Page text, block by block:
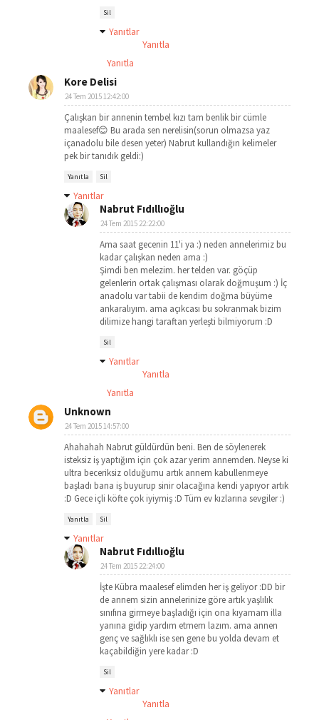
Sil
Yanıtlar
Yanıtla
Yanıtla
Kore Delisi
24 Tem 2015 12:42:00
Çalışkan bir annenin tembel kızı tam benlik bir cümle
maalesef😊 Bu arada sen nerelisin(sorun olmazsa yaz
içanadolu bile desen yeter) Nabrut kullandığın kelimeler
pek bir tanıdık geldi:)
Yanıtla Sil
Yanıtlar
Nabrut Fıdıllıoğlu
24 Tem 2015 22:22:00
Ama saat gecenin 11'i ya :) neden annelerimiz bu
kadar çalışkan neden ama :)
Şimdi ben melezim. her telden var. göçüp
gelenlerin ortak çalışması olarak doğmuşum :) İç
anadolu var tabii de kendim doğma büyüme
ankaralıyım. ama açıkcası bu sokranmak bizim
dilimize hangi taraftan yerleşti bilmiyorum :D
Sil
Yanıtlar
Yanıtla
Yanıtla
Unknown
24 Tem 2015 14:57:00
Ahahahah Nabrut güldürdün beni. Ben de söylenerek
isteksiz iş yaptığım için çok azar yerim annemden. Neyse ki
ultra beceriksiz olduğumu artık annem kabullenmeye
başladı bana iş buyurup sinir olacağına kendi yapıyor artık
:D Gece içli köfte çok iyiymiş :D Tüm ev kızlarına sevgiler :)
Yanıtla Sil
Yanıtlar
Nabrut Fıdıllıoğlu
24 Tem 2015 22:24:00
İşte Kübra maalesef elimden her iş geliyor :DD bir
de annem sizin annelerinize göre artık yaşlılık
sınıfına girmeye başladığı için ona kıyamam illa
yanına gidip yardım etmem lazım. ama annen
genç ve sağlıklı ise sen gene bu yolda devam et
kaçabildiğin yere kadar :D
Sil
Yanıtlar
Yanıtla